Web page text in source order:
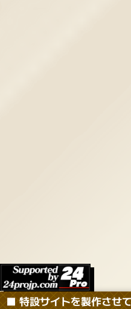
■ 特設サイトを製作させ